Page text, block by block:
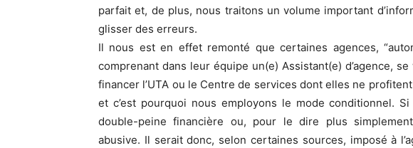
parfait et, de plus, nous traitons un volume important
glisser des erreurs.
Il nous est en effet remonté que certaines agences,
comprenant dans leur équipe un(e) Assistant(e) d’agence,
financer l’UTA ou le Centre de services dont elles ne
et c’est pourquoi nous employons le mode conditionnel. Si
double-peine financière ou, pour le dire plus
abusive. Il serait donc, selon certaines sources, imposé à